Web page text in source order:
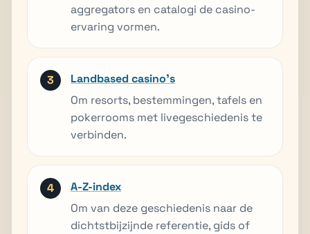
aggregators en catalogi de casino-
ervaring vormen.
Landbased casino’s
Om resorts, bestemmingen, tafels en
pokerrooms met livegeschiedenis te
verbinden.
A-Z-index
Om van deze geschiedenis naar de
dichtstbijzijnde referentie, gids of